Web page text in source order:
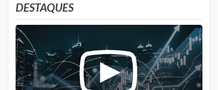
DESTAQUES